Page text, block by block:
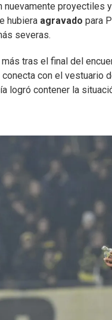
nuevamente proyectiles
hubiera agravado para
severas.
tras el final del
con el vestuario
logró contener la